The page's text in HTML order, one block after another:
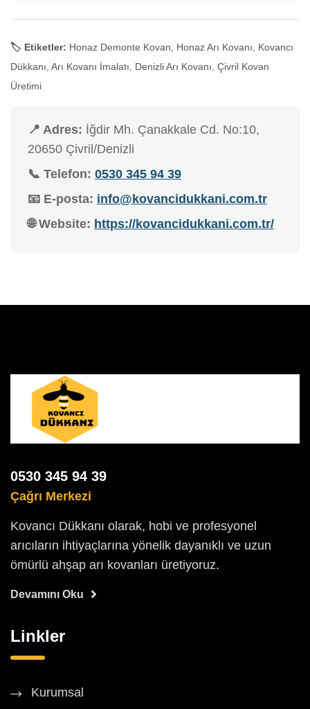
🏷️ Etiketler: Honaz Demonte Kovan, Honaz Arı Kovanı, Kovancı
Dükkanı, Arı Kovanı İmalatı, Denizli Arı Kovanı, Çivril Kovan
Üretimi
📍 Adres: İğdir Mh. Çanakkale Cd. No:10,
20650 Çivril/Denizli
📞 Telefon: 0530 345 94 39
📧 E-posta: info@kovancidukkani.com.tr
🌐 Website: https://kovancidukkani.com.tr/
0530 345 94 39
Çağrı Merkezi
Kovancı Dükkanı olarak, hobi ve profesyonel
arıcıların ihtiyaçlarına yönelik dayanıklı ve uzun
ömürlü ahşap arı kovanları üretiyoruz.
Devamını Oku
Linkler
Kurumsal